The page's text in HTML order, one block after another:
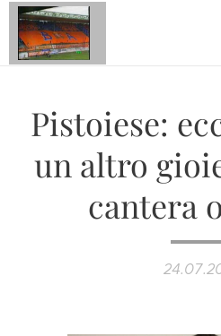
Pistoiese:
un altro
cantera